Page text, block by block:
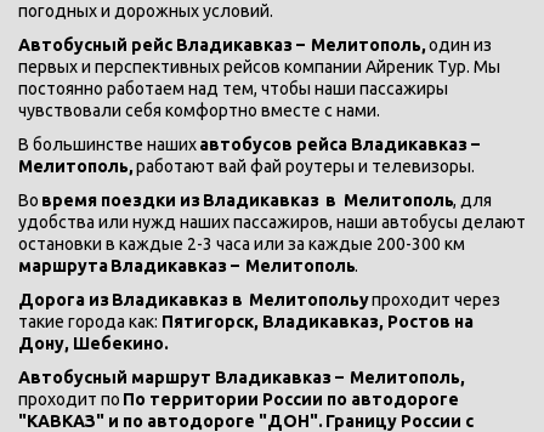
погодных и дорожных условий.
Автобусный рейс Владикавказ – Мелитополь, один из
первых и перспективных рейсов компании Айреник Тур. Мы
постоянно работаем над тем, чтобы наши пассажиры
чувствовали себя комфортно вместе с нами.
В большинстве наших
Мелитополь, работают вай фай роутеры и телевизоры.
Во время поездки из Владикавказ в Мелитополь, для
удобства или нужд наших пассажиров, наши автобусы делают
маршрута Владикавказ – Мелитополь.
Дорога из Владикавказ в Мелитопольу проходит через
такие города как: Пятигорск, Владикавказ, Ростов на
Дону, Шебекино.
Автобусный маршрут Владикавказ –
Мелитополь,
проходит по По территории России по автодороге
"КАВКАЗ" и по автодороге "ДОН". Границу России с